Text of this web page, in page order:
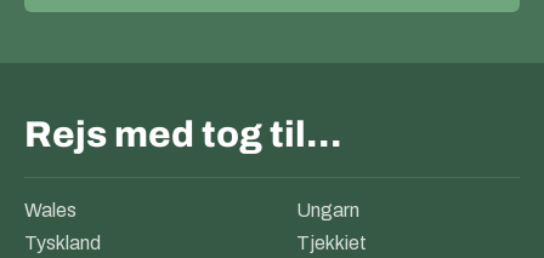
Rejs med tog til…
Wales
Ungarn
Tyskland
Tjekkiet